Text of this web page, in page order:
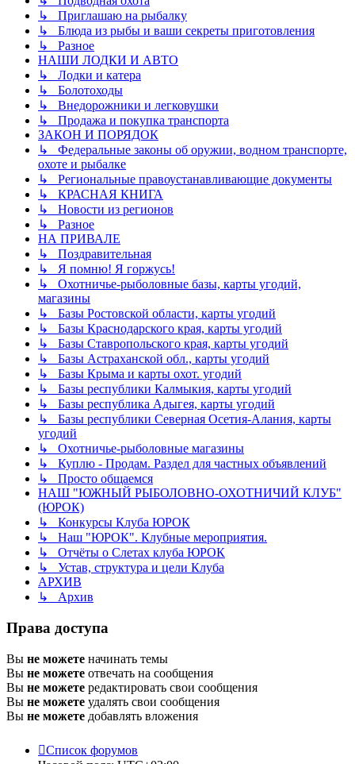
↳ Приглашаю на рыбалку
↳ Блюда из рыбы и ваши секреты приготовления
↳ Разное
НАШИ ЛОДКИ И АВТО
↳ Лодки и катера
↳ Болотоходы
↳ Внедорожники и легковушки
↳ Продажа и покупка транспорта
ЗАКОН И ПОРЯДОК
↳ Федеральные законы об оружии, водном транспорте,
охоте и рыбалке
↳ Региональные правоустанавливающие документы
↳ КРАСНАЯ КНИГА
↳ Новости из регионов
↳ Разное
НА ПРИВАЛЕ
↳ Поздравительная
↳ Я помню! Я горжусь!
↳ Охотничье-рыболовные базы, карты угодий,
магазины
↳ Базы Ростовской области, карты угодий
↳ Базы Краснодарского края, карты угодий
↳ Базы Ставропольского края, карты угодий
↳ Базы Астраханской обл., карты угодий
↳ Базы Крыма и карты охот. угодий
↳ Базы республики Калмыкия, карты угодий
↳ Базы республика Адыгея, карты угодий
↳ Базы республики Северная Осетия-Алания, карты
угодий
↳ Охотничье-рыболовные магазины
↳ Куплю - Продам. Раздел для частных объявлений
↳ Просто общаемся
НАШ "ЮЖНЫЙ РЫБОЛОВНО-ОХОТНИЧИЙ КЛУБ"
(ЮРОК)
↳ Конкурсы Клуба ЮРОК
↳ Наш "ЮРОК". Клубные мероприятия.
↳ Отчёты о Слетах клуба ЮРОК
↳ Устав, структура и цели Клуба
АРХИВ
↳ Архив
Права доступа
Вы не можете начинать темы
Вы не можете отвечать на сообщения
Вы не можете редактировать свои сообщения
Вы не можете удалять свои сообщения
Вы не можете добавлять вложения
Список форумов